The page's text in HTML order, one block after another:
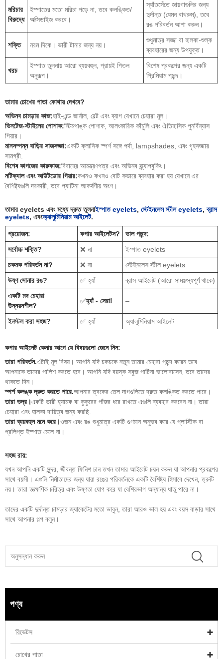
মরিচার
বিরুদ্ধে
ইস্পাতের মতো মরিচা পড়ে না, তবে কলঙ্কিত/
অক্সিডাইজ করবে।
স্যাঁতসেঁতে জায়গাগুলির জন্য
দুর্দান্ত (যেমন বাথরুম), তবে
রঙ পরিবর্তন আশা করুন।
শক্তি নরম দিকে। ভারী টানার জন্য নয়।
শুধুমাত্র সজ্জা বা হালকা-শুল্ক
ব্যবহারের জন্য উপযুক্ত।
খরচ
ইস্পাত তুলনায় আরো ব্যয়বহুল, প্রায়ই পিতল
অনুরূপ।
বিশেষ প্রকল্পের জন্য একটি
প্রিমিয়াম পছন্দ।
তামার চোখের পাতা কোথায় দেখবে?
অভিনব চামড়ার কাজ:হাই-এন্ড জার্নাল, বেল্ট এবং ব্যাগ যেখানে চেহারা মূল।
ভিনটেজ-স্টাইলের পোশাক:স্টিমপাঙ্ক পোশাক, আলংকারিক কাঁচুলি এবং ঐতিহাসিক পুনর্বিন্যাস
গিয়ার।
মানসম্পন্ন বাড়ির সাজসজ্জা:একটি ক্লাসিক স্পর্শ সঙ্গে পর্দা, lampshades, এবং গৃহসজ্জার
সামগ্রী.
বিশেষ কাগজের কারুকাজ:বিবাহের আমন্ত্রণপত্র এবং অভিনব স্ক্র্যাপবুকিং।
নটিক্যাল এবং আউটডোর গিয়ার:কখনও কখনও বোট কভারে ব্যবহার করা হয় যেখানে এর
বৈশিষ্ট্যগুলি দরকারী, তবে প্যাটিনা আকর্ষণীয় অংশ।
তামার eyelets এবং মধ্যে দ্রুত তুলনাইস্পাত eyelets, স্টেইনলেস স্টীল eyelets,ব্রাস
eyelets, এবংঅ্যালুমিনিয়াম আইলেট.
প্রয়োজন: কপার আইলেটস?
ভাল পছন্দ:
সর্বোচ্চ শক্তি?
❌ না
ইস্পাত eyelets
চকমক পরিবর্তন না?
❌ না
স্টেইনলেস স্টীল eyelets
উষ্ণ সোনার রঙ?
✅ হ্যাঁ
ব্রাস আইলেট (আরো সামঞ্জস্যপূর্ণ থাকে)
একটি মদ চেহারা
উন্নয়নশীল?
✅হ্যাঁ - সেরা! –
ইনস্টল করা সহজ? ✅ হ্যাঁ অ্যালুমিনিয়াম আইলেট
কপার আইলেট কেনার আগে যে বিষয়গুলো জেনে নিন:
তারা পরিবর্তন.এটাই মূল বিষয়। আপনি যদি চকচকে নতুন তামার চেহারা পছন্দ করেন তবে
আপনাকে তাদের পালিশ করতে হবে। আপনি যদি বয়স্ক সবুজ পাটিনা ভালোবাসেন, তবে তাদের
থাকতে দিন।
স্পর্শ কলঙ্ক দ্রুত করতে পারে.আপনার ত্বকের তেল দাগগুলিতে দ্রুত কলঙ্কিত করতে পারে।
তারা ভদ্র।একটি ভারী হ্যামক বা কুকুরের পাঁজর ধরে রাখতে এগুলি ব্যবহার করবেন না। তারা
চেহারা এবং হালকা দায়িত্ব জন্য করছি.
তারা ব্যয়বহুল মনে করে।ওজন এবং রঙ শুধুমাত্র একটি গুণমান অনুভব করে যে প্লাস্টিক বা
প্রলিপ্ত ইস্পাত মেলে না।
সহজ রায়:
যখন আপনি একটি সুন্দর, জীবন্ত ফিনিশ চান তখন তামার আইলেট চয়ন করুন যা আপনার প্রকল্পের
সাথে বয়সী। এগুলি নির্মাতাদের জন্য যারা রঙের পরিবর্তনকে একটি বৈশিষ্ট্য হিসাবে দেখেন, ত্রুটি
নয়। তারা তাত্ক্ষণিক চরিত্র এবং উষ্ণতা যোগ করে যা বেশিরভাগ অন্যান্য ধাতু পারে না।
তাদের একটি দুর্দান্ত চামড়ার জ্যাকেটের মতো ভাবুন, তারা আরও ভাল হয় এবং বয়স বাড়ার সাথে
সাথে আপনার গল্প বলুন।
পণ্য
রিভেটস
চোখের পাতা